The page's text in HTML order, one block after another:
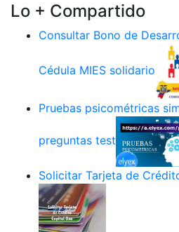
Lo + Compartido
Consultar Bono de
Cédula MIES solidario
Pruebas psicométricas
preguntas test
Solicitar Tarjeta de